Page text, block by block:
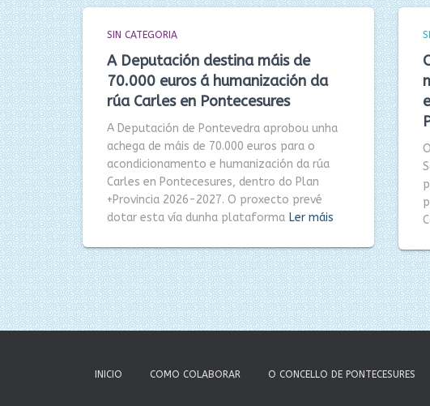
SIN CATEGORIA
A Deputación destina máis de
70.000 euros á humanización da
rúa Carles en Pontecesures
A Deputación de Pontevedra aprobou unha
achega de máis de 70.000 euros para o
acondicionamento e humanización da rúa
Carles en Pontecesures, dentro do Plan
+Provincia 2026-2027. O proxecto prevé
dotar esta vía dunha plataforma Ler máis
INICIO COMO COLABORAR O CONCELLO DE PONTECESURES